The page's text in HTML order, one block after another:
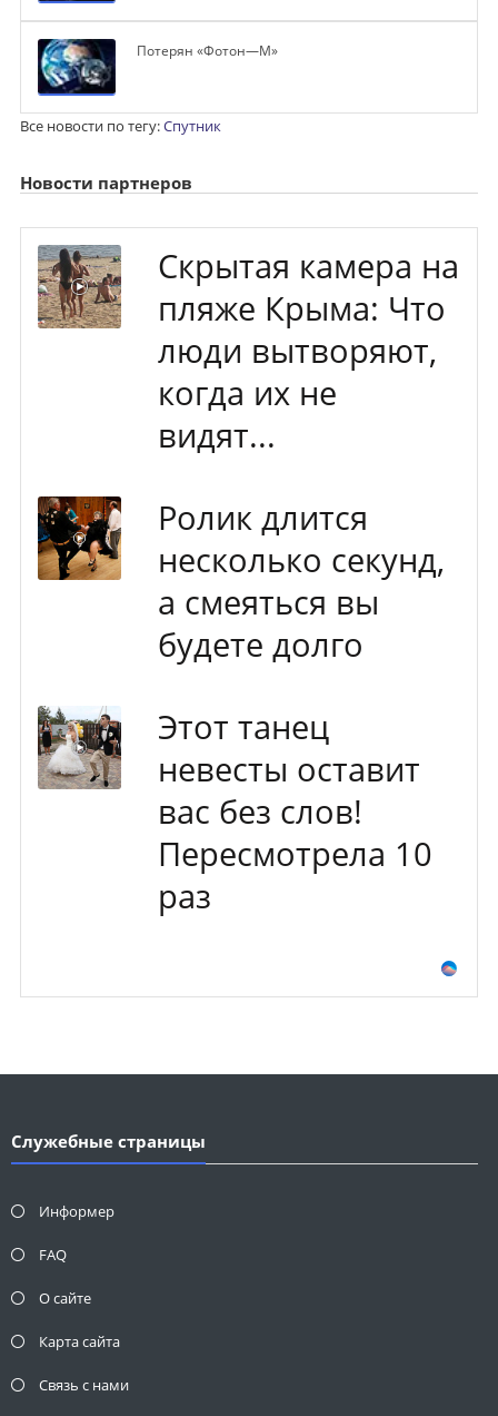
Потерян «Фотон—М»
Все новости по тегу:Спутник
Новости партнеров
Скрытая камера на
пляже Крыма: Что
люди вытворяют,
когда их не
видят...
Ролик длится
несколько секунд,
а смеяться вы
будете долго
Этот танец
невесты оставит
вас без слов!
Пересмотрела 10
раз
Служебные страницы
Информер
FAQ
О сайте
Карта сайта
Связь с нами